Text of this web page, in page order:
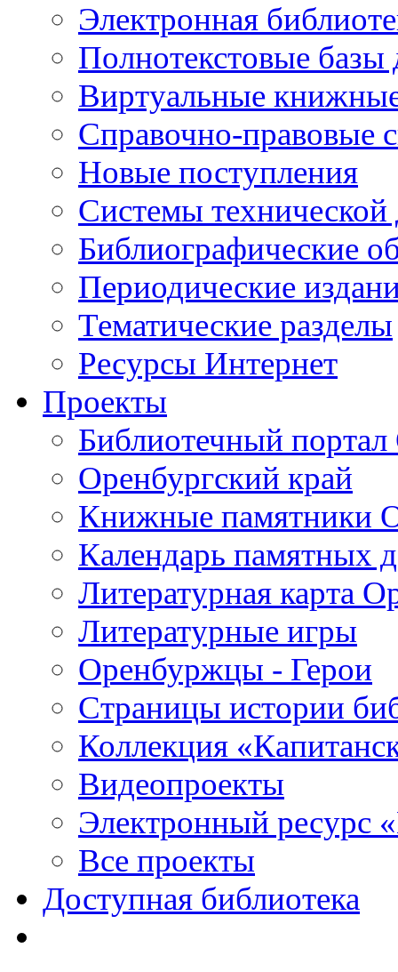
Электронная
Полнотекстовые
Виртуальные
Справочно-правовые
Новые поступления
Cистемы
Библиографические
Периодические
Тематические разделы
Ресурсы Интернет
Проекты
Библиотечный портал
Оренбургский край
Книжные памятники
Календарь памятных
Литературная карта
Литературные игры
Оренбуржцы - Герои
Страницы истории
Коллекция
Видеопроекты
Электронный ресурс
Все проекты
Доступная библиотека